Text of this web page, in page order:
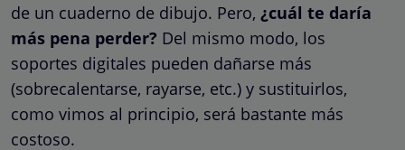
de un cuaderno de dibujo. Pero, ¿cuál te daría
más pena perder? Del mismo modo, los
soportes digitales pueden dañarse más
(sobrecalentarse, rayarse, etc.) y sustituirlos,
como vimos al principio, será bastante más
costoso.